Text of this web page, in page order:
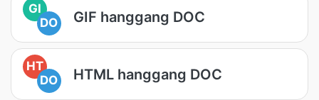
GI
DO
GIF hanggang DOC
HT
DO
HTML hanggang DOC